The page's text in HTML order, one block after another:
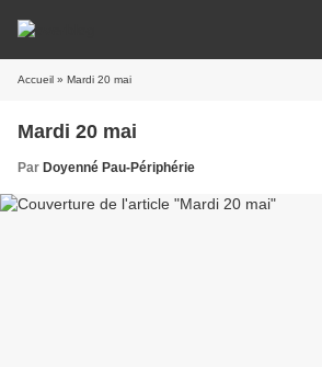
Accueil » Mardi 20 mai
Mardi 20 mai
Par Doyenné Pau-Périphérie